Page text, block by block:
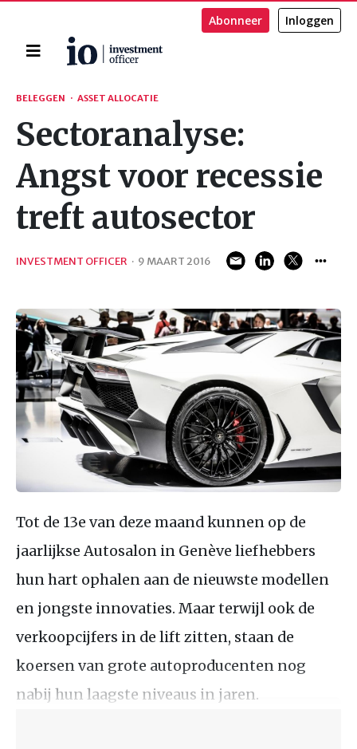
Home
Abonneer Inloggen
Zoeken
BELEGGEN · ASSET ALLOCATIE
Sectoranalyse:
Angst voor recessie
treft autosector
INVESTMENT OFFICER · 9 MAART 2016
Tot de 13e van deze maand kunnen op de
jaarlijkse Autosalon in Genève liefhebbers
hun hart ophalen aan de nieuwste modellen
en jongste innovaties. Maar terwijl ook de
verkoopcijfers in de lift zitten, staan de
koersen van grote autoproducenten nog
nabij hun laagste niveaus in jaren.